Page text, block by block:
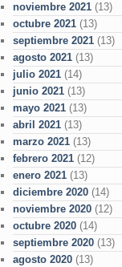
noviembre 2021 (13)
octubre 2021 (13)
septiembre 2021 (13)
agosto 2021 (13)
julio 2021 (14)
junio 2021 (13)
mayo 2021 (13)
abril 2021 (13)
marzo 2021 (13)
febrero 2021 (12)
enero 2021 (13)
diciembre 2020 (14)
noviembre 2020 (12)
octubre 2020 (14)
septiembre 2020 (13)
agosto 2020 (13)